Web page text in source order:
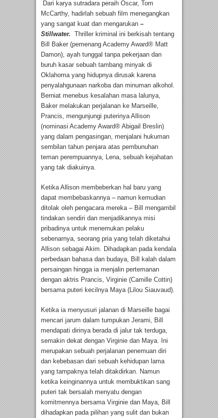
Dari karya sutradara peraih Oscar, Tom
McCarthy, hadirlah sebuah film menegangkan
yang sangat kuat dan mengarukan –
Stillwater. Thriller kriminal ini berkisah tentang
Bill Baker (pemenang Academy Award® Matt
Damon), ayah tunggal tanpa pekerjaan dan
buruh kasar sebuah tambang minyak di
Oklahoma yang hidupnya dirusak karena
penyalahgunaan narkoba dan minuman alkohol.
Berniat menebus kesalahan masa lalunya,
Baker melakukan perjalanan ke Marseille,
Prancis, mengunjungi puterinya Allison
(nominasi Academy Award® Abigail Breslin)
yang dalam pengasingan, menjalani hukuman
sembilan tahun penjara atas pembunuhan
teman perempuannya, Lena, sebuah kejahatan
yang tak diakuinya.
Ketika Allison membeberkan hal baru yang
dapat membebaskannya – namun kemudian
ditolak oleh pengacara mereka – Bill mengambil
tindakan sendiri dan menjadikannya misi
pribadinya untuk menemukan pelaku
sebenarnya, seorang pria yang telah diketahui
Allison sebagai Akim. Dihadapkan pada kendala
perbedaan bahasa dan budaya, Bill kalah dalam
persaingan hingga ia menjalin pertemanan
dengan aktris Prancis, Virginie (Camille Cottin)
bersama puteri kecilnya Maya (Lilou Siauvaud).
Ketika ia menyusuri jalanan di Marseille bagai
mencari jarum dalam tumpukan Jerami, Bill
mendapati dirinya berada di jalur tak terduga,
semakin dekat dengan Virginie dan Maya. Ini
merupakan sebuah perjalanan penemuan diri
dan kebebasan dari sebuah kehidupan lama
yang tampaknya telah ditakdirkan. Namun
ketika keinginannya untuk membuktikan sang
puteri tak bersalah menyatu dengan
komitmennya bersama Virginie dan Maya, Bill
dihadapkan pada pilihan yang sulit dan bukan